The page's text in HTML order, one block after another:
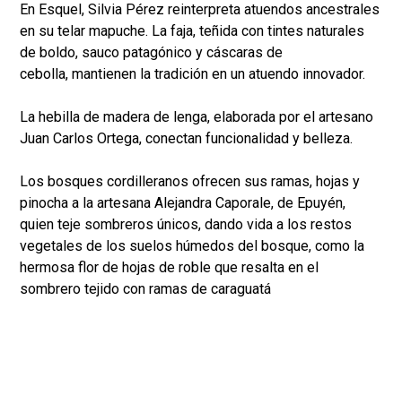
En Esquel, Silvia Pérez reinterpreta atuendos ancestrales
en su telar mapuche. La faja, teñida con tintes naturales
de boldo, sauco patagónico y cáscaras de
cebolla, mantienen la tradición en un atuendo innovador.
La hebilla de madera de lenga, elaborada por el artesano
Juan Carlos Ortega, conectan funcionalidad y belleza.
Los bosques cordilleranos ofrecen sus ramas, hojas y
pinocha a la artesana Alejandra Caporale, de Epuyén,
quien teje sombreros únicos, dando vida a los restos
vegetales de los suelos húmedos del bosque, como la
hermosa flor de hojas de roble que resalta en el
sombrero tejido con ramas de caraguatá